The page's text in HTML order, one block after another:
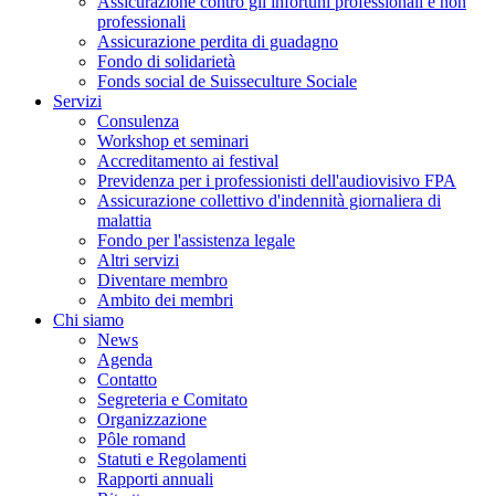
professionali
Assicurazione perdita di guadagno
Fondo di solidarietà
Fonds social de Suisseculture Sociale
Servizi
Consulenza
Workshop et seminari
Accreditamento ai festival
Previdenza per i professionisti dell'audiovisivo FPA
Assicurazione collettivo d'indennità giornaliera di
malattia
Fondo per l'assistenza legale
Altri servizi
Diventare membro
Ambito dei membri
Chi siamo
News
Agenda
Contatto
Segreteria e Comitato
Organizzazione
Pôle romand
Statuti e Regolamenti
Rapporti annuali